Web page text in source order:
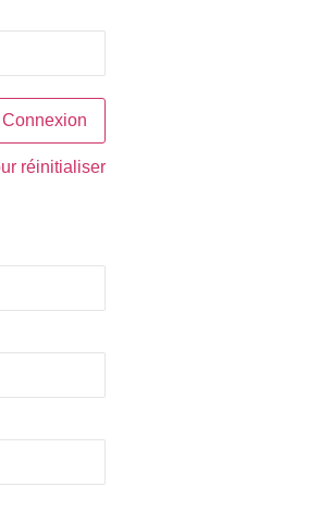
réinitialiser